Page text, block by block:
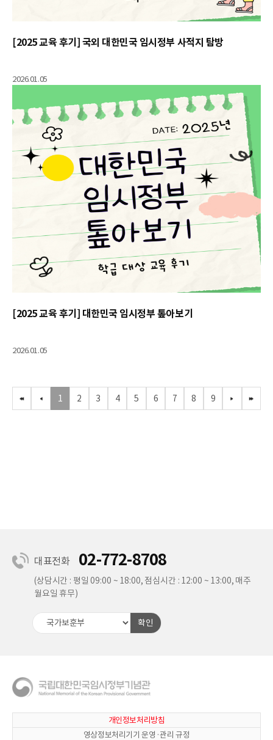
[2025 교육 후기] 국외 대한민국 임시정부 사적지 탐방
2026.01.05
[2025 교육 후기] 대한민국 임시정부 톺아보기
2026.01.05
처음 1 2 3 4 5 6 7 8 9
대표전화 02-772-8708
(상담시간 : 평일 09:00 ~ 18:00, 점심시간 : 12:00 ~ 13:00, 매주
월요일 휴무)
확인
개인정보처리방침
영상정보처리기기 운영·관리 규정